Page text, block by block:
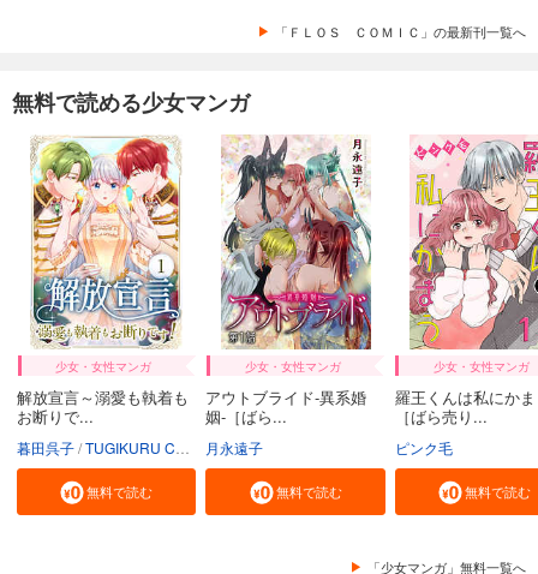
「ＦＬＯＳ ＣＯＭＩＣ」の最新刊一覧へ
無料で読める少女マンガ
少女・女性マンガ
解放宣言～溺愛も執着も
お断りで...
暮田呉子 TUGIKURU COMICS
無料で読む
少女・女性マンガ
アウトブライド-異系婚
姻-［ばら...
月永遠子
無料で読む
少女・女性マンガ
羅王くんは私にか
［ばら売り...
ピンク毛
無料で読む
「少女マンガ」無料一覧へ